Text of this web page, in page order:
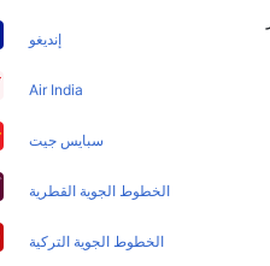
إنديغو
Air India
سبايس جيت
الخطوط الجوية القطرية
الخطوط الجوية التركية